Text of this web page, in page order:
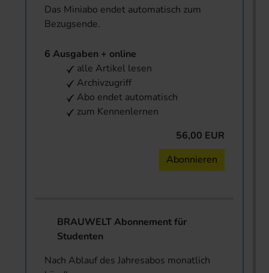
Das Miniabo endet automatisch zum
Bezugsende.
6 Ausgaben + online
alle Artikel lesen
Archivzugriff
Abo endet automatisch
zum Kennenlernen
56,00 EUR
Abonnieren
BRAUWELT Abonnement für
Studenten
Nach Ablauf des Jahresabos monatlich